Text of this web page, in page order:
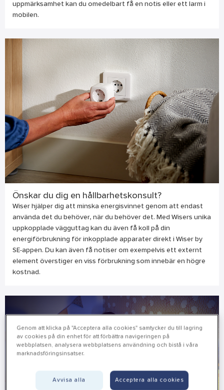
uppmärksamhet kan du omedelbart få en notis eller ett larm i
mobilen.
Önskar du dig en hållbarhetskonsult?
Wiser hjälper dig att minska energisvinnet genom att endast
använda det du behöver, när du behöver det. Med Wisers unika
uppkopplade vägguttag kan du även få koll på din
energiförbrukning för inkopplade apparater direkt i Wiser by
SE-appen. Du kan även få notiser om exempelvis ett externt
element överstiger en viss förbrukning som innebär en högre
kostnad.
Genom att klicka på "Acceptera alla cookies" samtycker du till lagring
av cookies på din enhet för att förbättra navigeringen på
webbplatsen, analysera webbplatsens användning och bistå i våra
marknadsföringsinsatser.
Avvisa alla Acceptera alla cookies